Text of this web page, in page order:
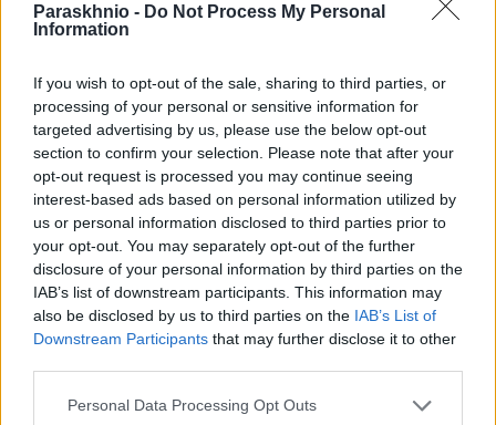
Paraskhnio - Do Not Process My Personal
Information
If you wish to opt-out of the sale, sharing to third parties, or
processing of your personal or sensitive information for
targeted advertising by us, please use the below opt-out
section to confirm your selection. Please note that after your
opt-out request is processed you may continue seeing
interest-based ads based on personal information utilized by
us or personal information disclosed to third parties prior to
your opt-out. You may separately opt-out of the further
disclosure of your personal information by third parties on the
IAB’s list of downstream participants. This information may
also be disclosed by us to third parties on the IAB’s List of
Downstream Participants that may further disclose it to other
Please note that this website/app uses one or more Google
Personal Data Processing Opt Outs
ΕΛΛΆΔΑ
Υπόθεση Marfin: Δεν είναι η εντολέας μου στις
φωτογραφίες της επίθεσης (video)